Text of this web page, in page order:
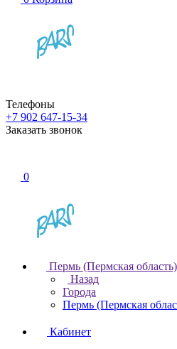
Телефоны
+7 902 647-15-34
Заказать звонок
0
Пермь (Пермская область)
Назад
Города
Пермь (Пермская
Кабинет